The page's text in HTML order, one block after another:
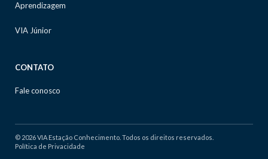
Aprendizagem
VIA Júnior
CONTATO
Fale conosco
© 2026 VIA Estação Conhecimento. Todos os direitos reservados.
Política de Privacidade